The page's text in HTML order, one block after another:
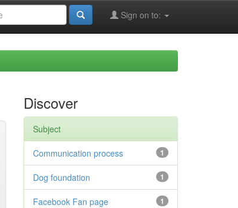
Sign on to:
Discover
Subject
1
Communication process
1
Dog foundation
1
Facebook Fan page